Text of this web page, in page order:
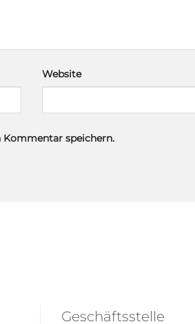
Website
Kommentar speichern.
Geschäftsstelle